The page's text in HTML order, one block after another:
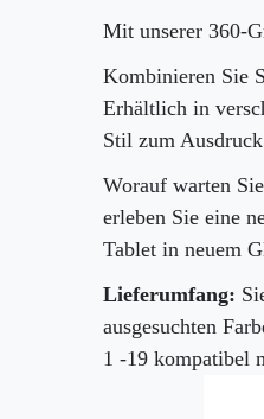
Mit unserer 360-
Kombinieren Sie
Erhältlich in
Stil zum
Worauf warten
erleben Sie eine
Tablet in neuem
Lieferumfang:
ausgesuchten
1 -19 kompatibel